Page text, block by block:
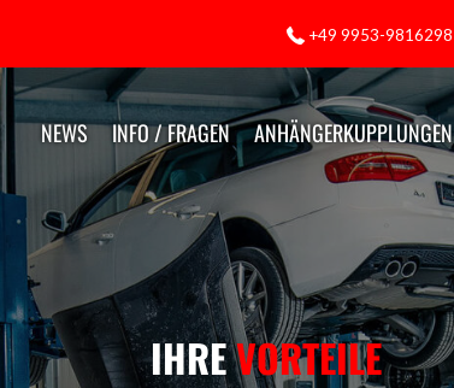
+49 9953-9816298
NEWS INFO / FRAGEN ANHÄNGERKUPPLUNGEN
IHREVORTEILE